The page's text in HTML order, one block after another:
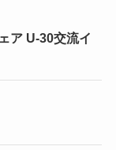
ア U-30交流イ